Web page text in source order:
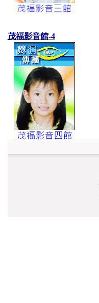
茂福影音館-4